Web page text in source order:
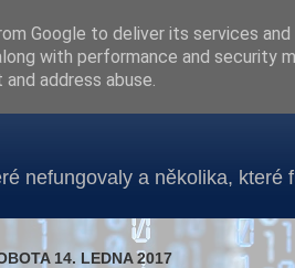
nefungovaly a několika, které
14. LEDNA 2017
Google to deliver its services
with performance and security
address abuse.